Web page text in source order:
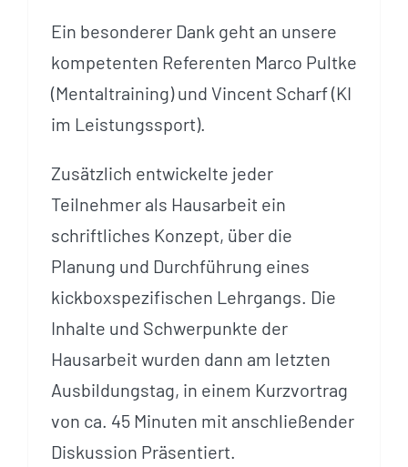
Ein besonderer Dank geht an unsere
kompetenten Referenten Marco Pultke
(Mentaltraining) und Vincent Scharf (KI
im Leistungssport).
Zusätzlich entwickelte jeder
Teilnehmer als Hausarbeit ein
schriftliches Konzept, über die
Planung und Durchführung eines
kickboxspezifischen Lehrgangs. Die
Inhalte und Schwerpunkte der
Hausarbeit wurden dann am letzten
Ausbildungstag, in einem Kurzvortrag
von ca. 45 Minuten mit anschließender
Diskussion Präsentiert.